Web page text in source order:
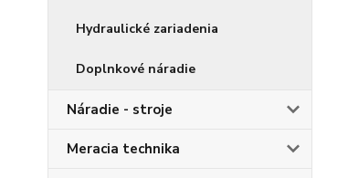
Hydraulické zariadenia
Doplnkové náradie
Náradie - stroje
Meracia technika